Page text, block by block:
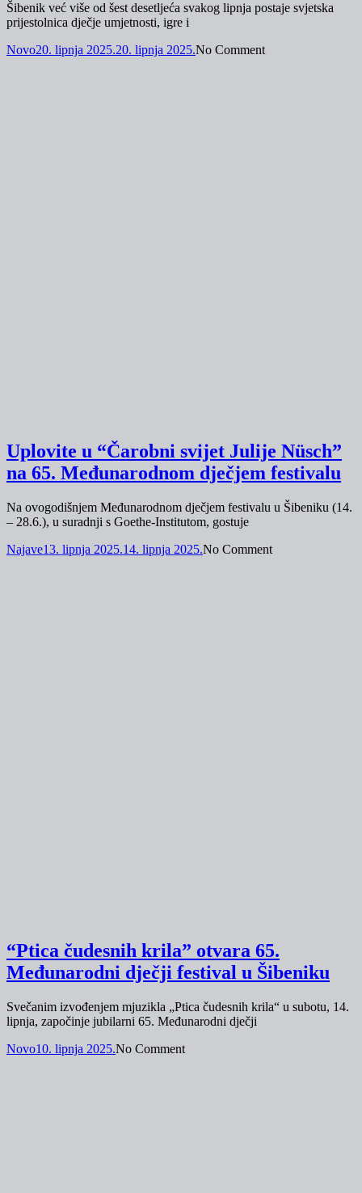
Šibenik već više od šest desetljeća svakog lipnja postaje svjetska
prijestolnica dječje umjetnosti, igre i
Novo20. lipnja 2025.20. lipnja 2025.No Comment
Uplovite u “Čarobni svijet Julije Nüsch”
na 65. Međunarodnom dječjem festivalu
Na ovogodišnjem Međunarodnom dječjem festivalu u Šibeniku (14.
– 28.6.), u suradnji s Goethe-Institutom, gostuje
Najave13. lipnja 2025.14. lipnja 2025.No Comment
“Ptica čudesnih krila” otvara 65.
Međunarodni dječji festival u Šibeniku
Svečanim izvođenjem mjuzikla „Ptica čudesnih krila“ u subotu, 14.
lipnja, započinje jubilarni 65. Međunarodni dječji
Novo10. lipnja 2025.No Comment